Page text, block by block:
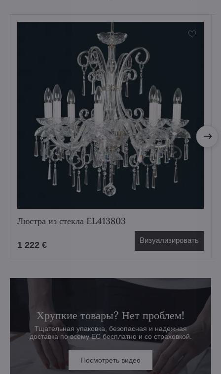
Люстра из стекла EL413803
1 222 € Визуализировать
Хрупкие товары? Нет проблем!
Тщательная упаковка, безопасная и надежная
доставка по всему ЕС бесплатно и со страховкой.
Посмотреть видео